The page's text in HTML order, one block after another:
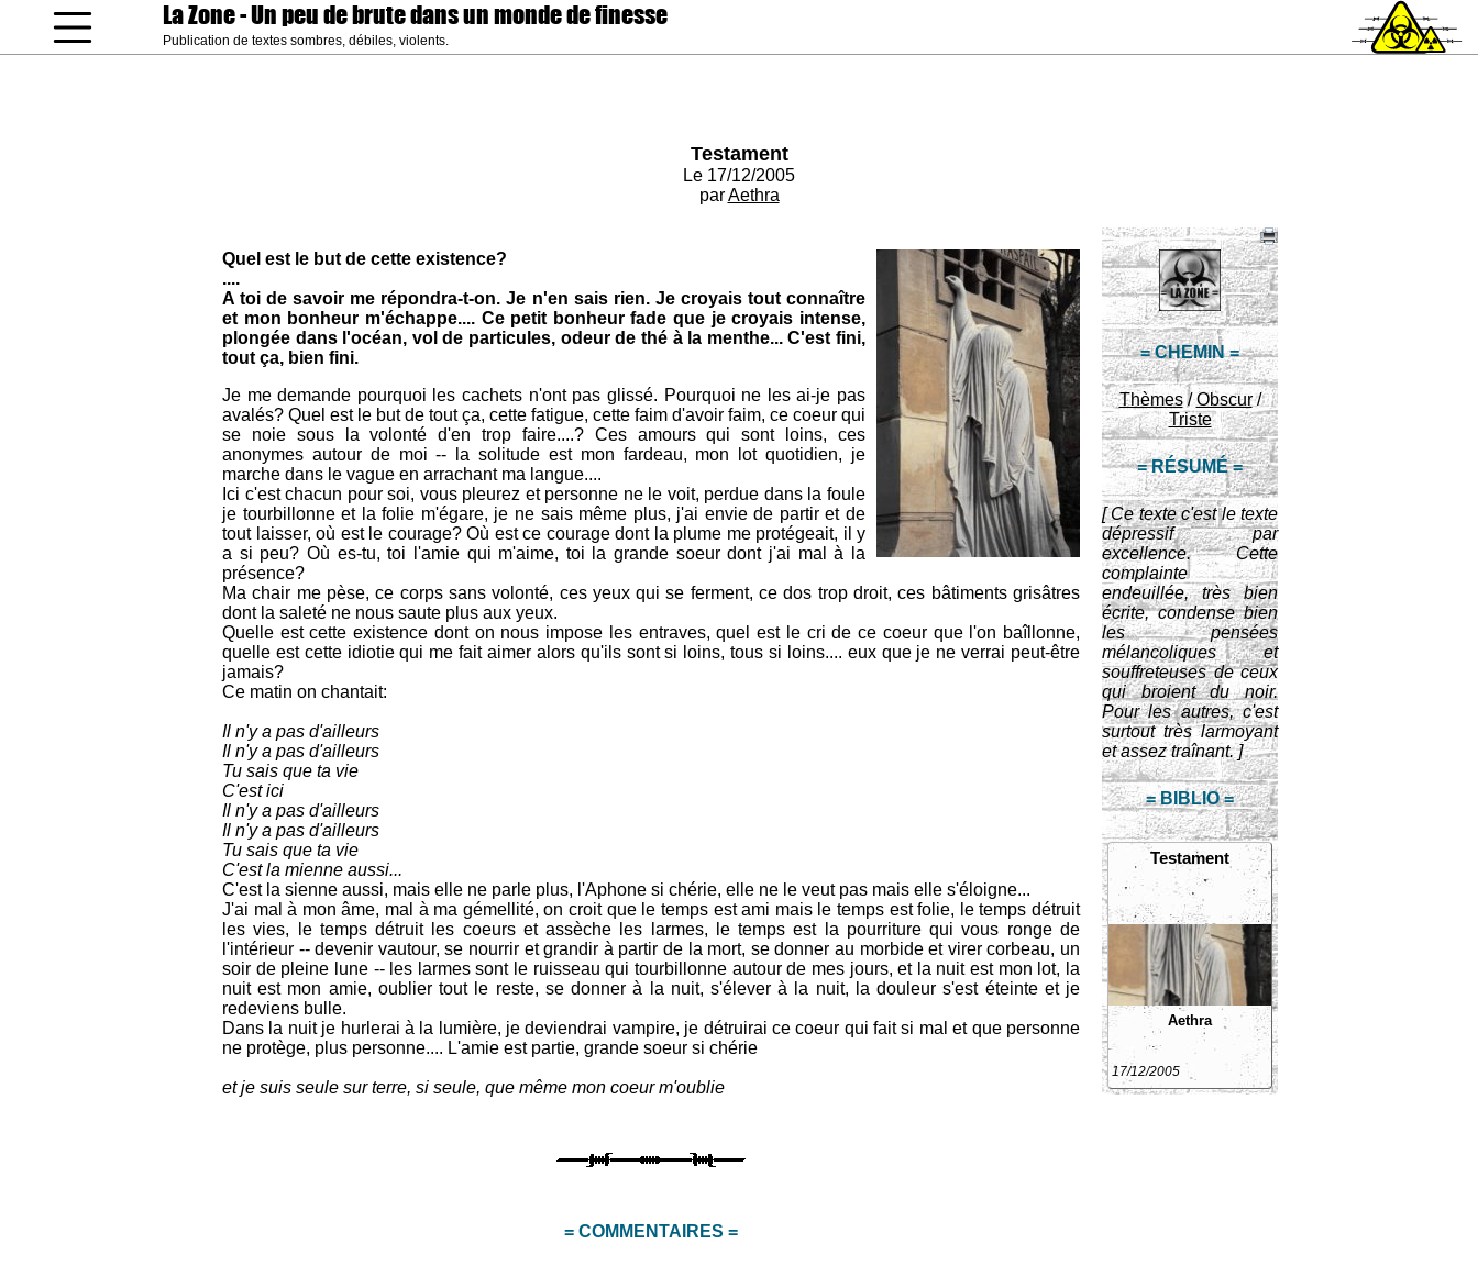
La Zone- Un peu de brute dans un monde de finesse
Publication de textes sombres, débiles, violents.
Testament
Le 17/12/2005
parAethra
= CHEMIN =
Thèmes/Obscur/
Triste
= RÉSUMÉ =
[ Ce texte c'est le texte
dépressif par
excellence. Cette
complainte
endeuillée, très bien
écrite, condense bien
les pensées
mélancoliques et
souffreteuses de ceux
qui broient du noir.
Pour les autres, c'est
surtout très larmoyant
et assez traînant. ]
= BIBLIO =
Testament
Aethra
17/12/2005
Quel est le but de cette existence?
....
A toi de savoir me répondra-t-on. Je n'en sais rien. Je croyais tout connaître
et mon bonheur m'échappe.... Ce petit bonheur fade que je croyais intense,
plongée dans l'océan, vol de particules, odeur de thé à la menthe... C'est fini,
tout ça, bien fini.
Je me demande pourquoi les cachets n'ont pas glissé. Pourquoi ne les ai-je pas
avalés? Quel est le but de tout ça, cette fatigue, cette faim d'avoir faim, ce coeur qui
se noie sous la volonté d'en trop faire....? Ces amours qui sont loins, ces
anonymes autour de moi -- la solitude est mon fardeau, mon lot quotidien, je
marche dans le vague en arrachant ma langue....
Ici c'est chacun pour soi, vous pleurez et personne ne le voit, perdue dans la foule
je tourbillonne et la folie m'égare, je ne sais même plus, j'ai envie de partir et de
tout laisser, où est le courage? Où est ce courage dont la plume me protégeait, il y
a si peu? Où es-tu, toi l'amie qui m'aime, toi la grande soeur dont j'ai mal à la
présence?
Ma chair me pèse, ce corps sans volonté, ces yeux qui se ferment, ce dos trop droit, ces bâtiments grisâtres
dont la saleté ne nous saute plus aux yeux.
Quelle est cette existence dont on nous impose les entraves, quel est le cri de ce coeur que l'on baîllonne,
quelle est cette idiotie qui me fait aimer alors qu'ils sont si loins, tous si loins.... eux que je ne verrai peut-être
jamais?
Ce matin on chantait:
Il n'y a pas d'ailleurs
Il n'y a pas d'ailleurs
Tu sais que ta vie
C'est ici
Il n'y a pas d'ailleurs
Il n'y a pas d'ailleurs
Tu sais que ta vie
C'est la mienne aussi...
C'est la sienne aussi, mais elle ne parle plus, l'Aphone si chérie, elle ne le veut pas mais elle s'éloigne...
J'ai mal à mon âme, mal à ma gémellité, on croit que le temps est ami mais le temps est folie, le temps détruit
les vies, le temps détruit les coeurs et assèche les larmes, le temps est la pourriture qui vous ronge de
l'intérieur -- devenir vautour, se nourrir et grandir à partir de la mort, se donner au morbide et virer corbeau, un
soir de pleine lune -- les larmes sont le ruisseau qui tourbillonne autour de mes jours, et la nuit est mon lot, la
nuit est mon amie, oublier tout le reste, se donner à la nuit, s'élever à la nuit, la douleur s'est éteinte et je
redeviens bulle.
Dans la nuit je hurlerai à la lumière, je deviendrai vampire, je détruirai ce coeur qui fait si mal et que personne
ne protège, plus personne.... L'amie est partie, grande soeur si chérie
et je suis seule sur terre, si seule, que même mon coeur m'oublie
= COMMENTAIRES =